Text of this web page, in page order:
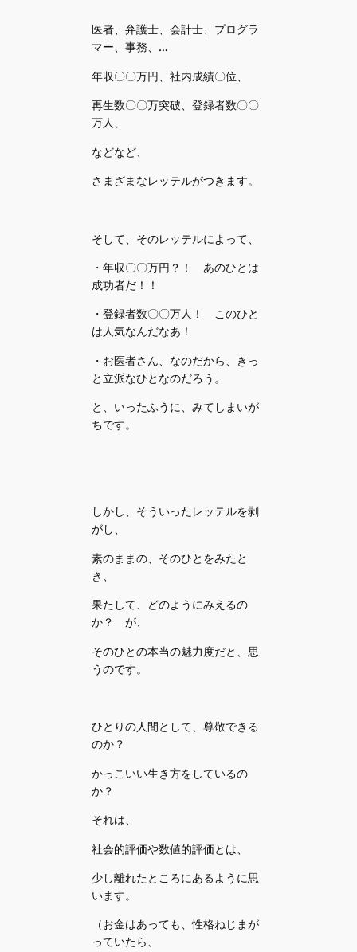
医者、弁護士、会計士、プログラ
マー、事務、…
年収〇〇万円、社内成績〇位、
再生数〇〇万突破、登録者数〇〇
万人、
などなど、
さまざまなレッテルがつきます。
そして、そのレッテルによって、
・年収〇〇万円？！ あのひとは
成功者だ！！
・登録者数〇〇万人！ このひと
は人気なんだなあ！
・お医者さん、なのだから、きっ
と立派なひとなのだろう。
と、いったふうに、みてしまいが
ちです。
しかし、そういったレッテルを剥
がし、
素のままの、そのひとをみたと
き、
果たして、どのようにみえるの
か？ が、
そのひとの本当の魅力度だと、思
うのです。
ひとりの人間として、尊敬できる
のか？
かっこいい生き方をしているの
か？
それは、
社会的評価や数値的評価とは、
少し離れたところにあるように思
います。
（お金はあっても、性格ねじまが
っていたら、